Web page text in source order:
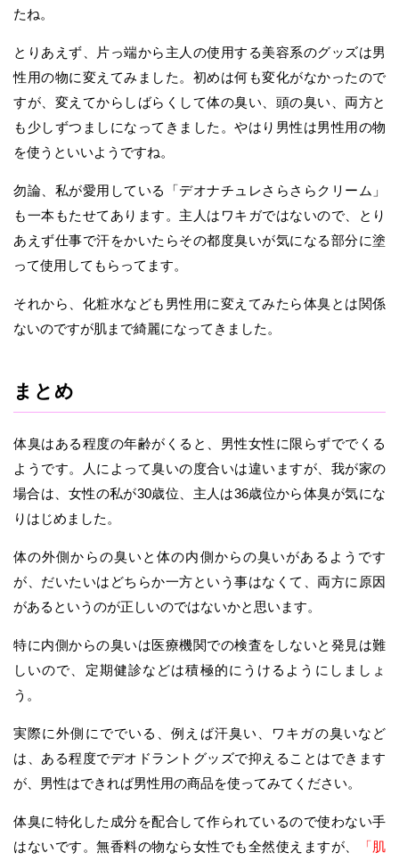
たね。
とりあえず、片っ端から主人の使用する美容系のグッズは男
性用の物に変えてみました。初めは何も変化がなかったので
すが、変えてからしばらくして体の臭い、頭の臭い、両方と
も少しずつましになってきました。やはり男性は男性用の物
を使うといいようですね。
勿論、私が愛用している「デオナチュレさらさらクリーム」
も一本もたせてあります。主人はワキガではないので、とり
あえず仕事で汗をかいたらその都度臭いが気になる部分に塗
って使用してもらってます。
それから、化粧水なども男性用に変えてみたら体臭とは関係
ないのですが肌まで綺麗になってきました。
まとめ
体臭はある程度の年齢がくると、男性女性に限らずででくる
ようです。人によって臭いの度合いは違いますが、我が家の
場合は、女性の私が30歳位、主人は36歳位から体臭が気にな
りはじめました。
体の外側からの臭いと体の内側からの臭いがあるようです
が、だいたいはどちらか一方という事はなくて、両方に原因
があるというのが正しいのではないかと思います。
特に内側からの臭いは医療機関での検査をしないと発見は難
しいので、定期健診などは積極的にうけるようにしましょ
う。
実際に外側にででいる、例えば汗臭い、ワキガの臭いなど
は、ある程度でデオドラントグッズで抑えることはできます
が、男性はできれば男性用の商品を使ってみてください。
体臭に特化した成分を配合して作られているので使わない手
はないです。無香料の物なら女性でも全然使えますが、
「肌